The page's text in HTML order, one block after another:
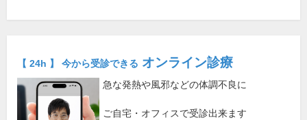
【 24h 】 今から受診できる オンライン診療
急な発熱や風邪などの体調不良に
ご自宅・オフィスで受診出来ます